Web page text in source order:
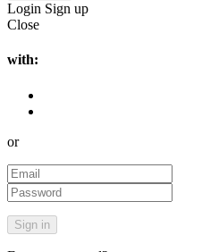
Login Sign up
Close
with:
or